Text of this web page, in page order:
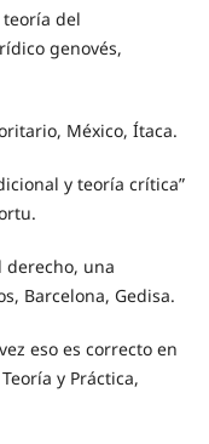
teoría del
genovés,
México, Ítaca.
y teoría crítica”
derecho, una
Barcelona, Gedisa.
eso es correcto en
y Práctica,